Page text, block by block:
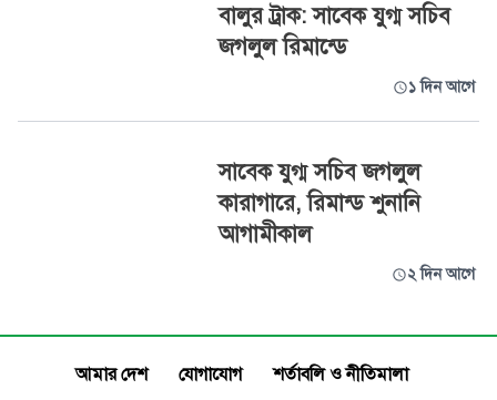
বালুর ট্রাক: সাবেক যুগ্ম সচিব
জগলুল রিমান্ডে
১ দিন আগে
সাবেক যুগ্ম সচিব জগলুল
কারাগারে, রিমান্ড শুনানি
আগামীকাল
২ দিন আগে
আমার দেশ যোগাযোগ
শর্তাবলি ও নীতিমালা